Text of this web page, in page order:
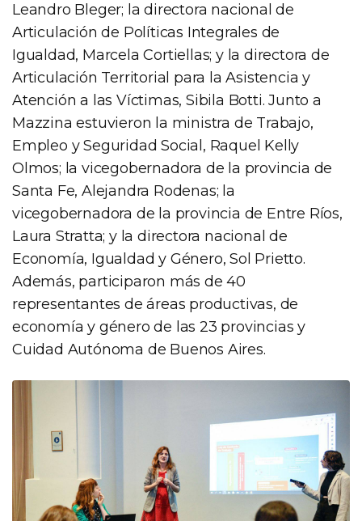
Leandro Bleger; la directora nacional de
Articulación de Políticas Integrales de
Igualdad, Marcela Cortiellas; y la directora de
Articulación Territorial para la Asistencia y
Atención a las Víctimas, Sibila Botti. Junto a
Mazzina estuvieron la ministra de Trabajo,
Empleo y Seguridad Social, Raquel Kelly
Olmos; la vicegobernadora de la provincia de
Santa Fe, Alejandra Rodenas; la
vicegobernadora de la provincia de Entre Ríos,
Laura Stratta; y la directora nacional de
Economía, Igualdad y Género, Sol Prietto.
Además, participaron más de 40
representantes de áreas productivas, de
economía y género de las 23 provincias y
Cuidad Autónoma de Buenos Aires.